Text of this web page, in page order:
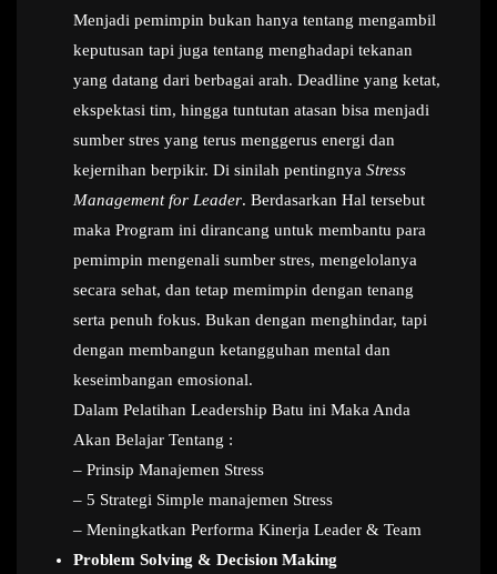
Menjadi pemimpin bukan hanya tentang mengambil
keputusan tapi juga tentang menghadapi tekanan
yang datang dari berbagai arah. Deadline yang ketat,
ekspektasi tim, hingga tuntutan atasan bisa menjadi
sumber stres yang terus menggerus energi dan
kejernihan berpikir. Di sinilah pentingnya Stress
Management for Leader. Berdasarkan Hal tersebut
maka Program ini dirancang untuk membantu para
pemimpin mengenali sumber stres, mengelolanya
secara sehat, dan tetap memimpin dengan tenang
serta penuh fokus. Bukan dengan menghindar, tapi
dengan membangun ketangguhan mental dan
keseimbangan emosional.
Dalam Pelatihan Leadership Batu ini Maka Anda
Akan Belajar Tentang :
– Prinsip Manajemen Stress
– 5 Strategi Simple manajemen Stress
– Meningkatkan Performa Kinerja Leader & Team
Problem Solving & Decision Making